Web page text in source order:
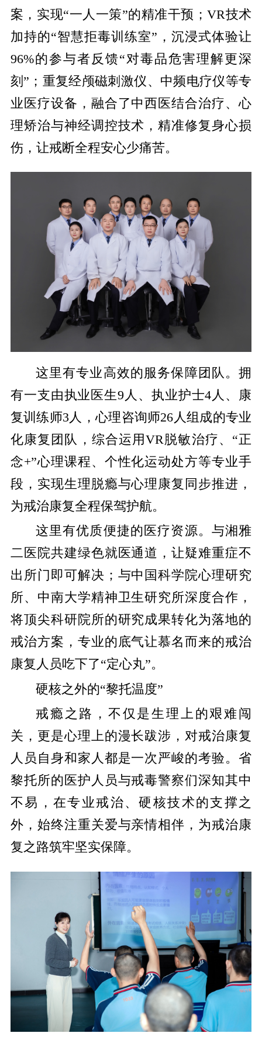
案，实现“一人一策”的精准干预；VR技术
加持的“智慧拒毒训练室”，沉浸式体验让
96%的参与者反馈“对毒品危害理解更深
刻”；重复经颅磁刺激仪、中频电疗仪等专
业医疗设备，融合了中西医结合治疗、心
理矫治与神经调控技术，精准修复身心损
伤，让戒断全程安心少痛苦。
这里有专业高效的服务保障团队。拥
有一支由执业医生9 人、执业护士4人、康
复训练师3人，心理咨询师26人组成的专业
化康复团队，综合运用VR脱敏治疗、“正
念+”心理课程、个性化运动处方等专业手
段，实现生理脱瘾与心理康复同步推进，
为戒治康复全程保驾护航。
这里有优质便捷的医疗资源。与湘雅
二医院共建绿色就医通道，让疑难重症不
出所门即可解决；与中国科学院心理研究
所、中南大学精神卫生研究所深度合作，
将顶尖科研院所的研究成果转化为落地的
戒治方案，专业的底气让慕名而来的戒治
康复人员吃下了“定心丸”。
硬核之外的“黎托温度”
戒瘾之路，不仅是生理上的艰难闯
关，更是心理上的漫长跋涉，对戒治康复
人员自身和家人都是一次严峻的考验。省
黎托所的医护人员与戒毒警察们深知其中
不易，在专业戒治、硬核技术的支撑之
外，始终注重关爱与亲情相伴，为戒治康
复之路筑牢坚实保障。